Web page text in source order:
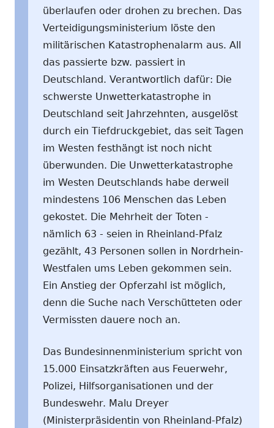
überlaufen oder drohen zu brechen. Das
Verteidigungsministerium löste den
militärischen Katastrophenalarm aus. All
das passierte bzw. passiert in
Deutschland. Verantwortlich dafür: Die
schwerste Unwetterkatastrophe in
Deutschland seit Jahrzehnten, ausgelöst
durch ein Tiefdruckgebiet, das seit Tagen
im Westen festhängt ist noch nicht
überwunden. Die Unwetterkatastrophe
im Westen Deutschlands habe derweil
mindestens 106 Menschen das Leben
gekostet. Die Mehrheit der Toten -
nämlich 63 - seien in Rheinland-Pfalz
gezählt, 43 Personen sollen in Nordrhein-
Westfalen ums Leben gekommen sein.
Ein Anstieg der Opferzahl ist möglich,
denn die Suche nach Verschütteten oder
Vermissten dauere noch an.
Das Bundesinnenministerium spricht von
15.000 Einsatzkräften aus Feuerwehr,
Polizei, Hilfsorganisationen und der
Bundeswehr. Malu Dreyer
(Ministerpräsidentin von Rheinland-Pfalz)